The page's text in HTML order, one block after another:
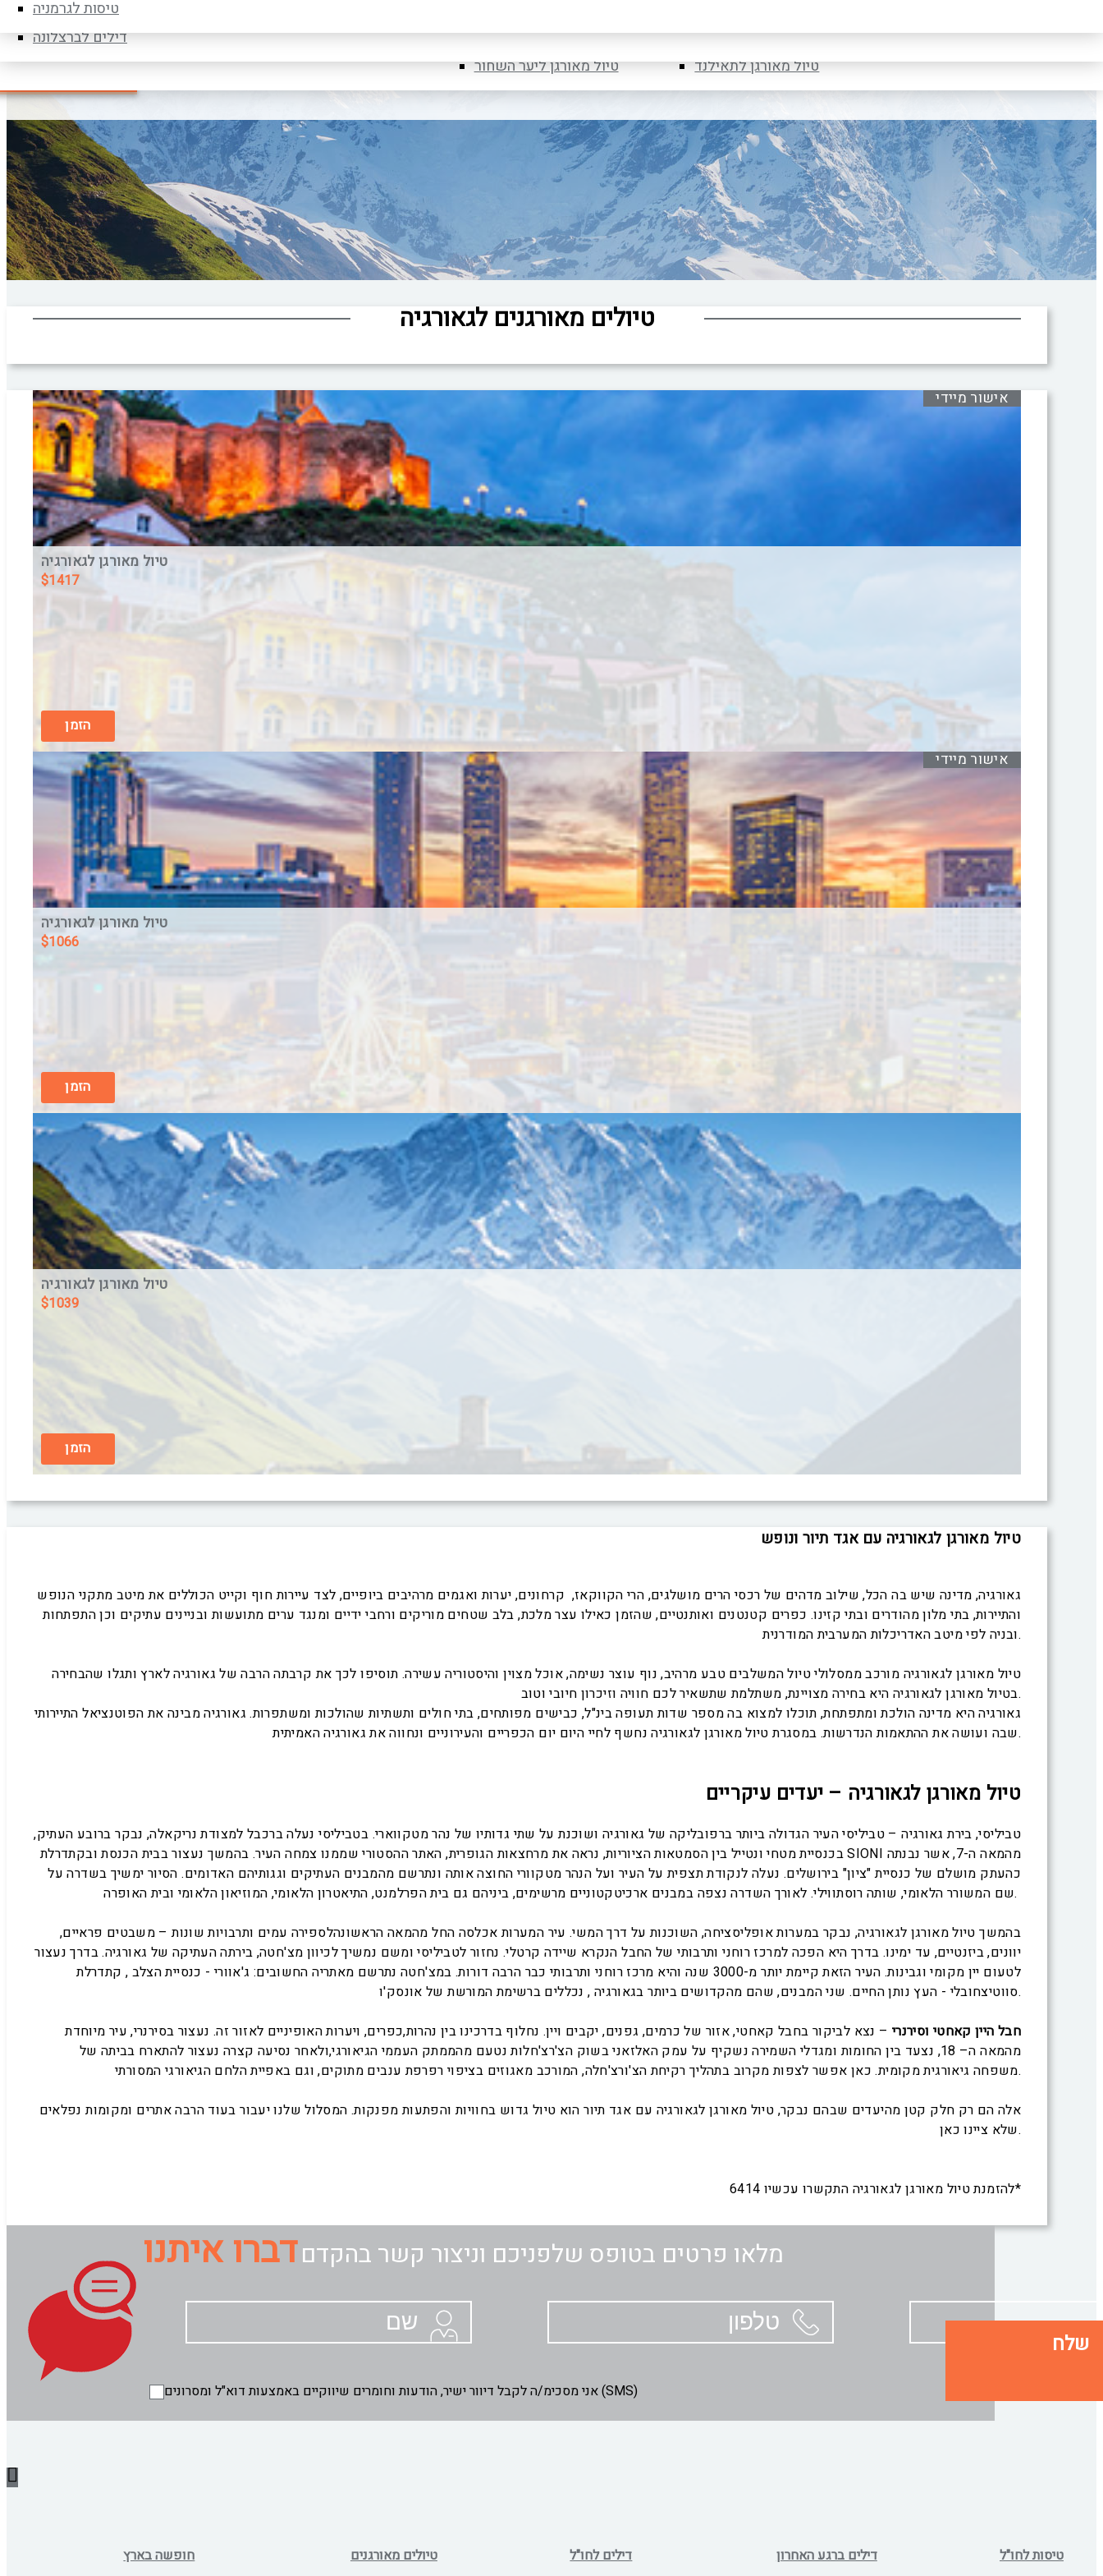
טיול מאורגן לספארי בטנזניה
טיול מאורגן ליער השחור
טיול מאורגן לרומניה
טיול מאורגן לתאילנד
דילים לברלין
דילים לברצלונה
טיסות לגרמניה
טיולים מאורגנים לגאורגיה
טיול מאורגן לגאורגיה
$1417
הזמן
טבע ושמחה קווקזית טיול מקיף בגאורגיה - GEO
בין התאריכים, -
27/8/26 חצי פנסיון
אישור מיידי
טיול מאורגן לגאורגיה
$1066
הזמן
חבילה מאורגנת ל3 לילות לבטומי
23/8/26
אישור מיידי
טיול מאורגן לגאורגיה
$1039
הזמן
טביליסי גיאורגיה 5 ימים
בין התאריכים,
טיול מאורגן לגאורגיה עם אגד תיור ונופש
גאורגיה, מדינה שיש בה הכל, שילוב מדהים של רכסי הרים מושלגים, הרי הקווקאז, קרחונים, יערות ואגמים מרהיבים ביופיים, לצד עיירות חוף וקייט הכוללים את מיטב מתקני הנופש
והתיירות, בתי מלון מהודרים ובתי קזינו. כפרים קטנטנים ואותנטיים, שהזמן כאילו עצר מלכת, בלב שטחים מוריקים ורחבי ידיים ומנגד ערים מתועשות ובניינים עתיקים וכן התפתחות
ובניה לפי מיטב האדריכלות המערבית המודרנית.
טיול מאורגן לגאורגיה מורכב ממסלולי טיול המשלבים טבע מרהיב, נוף עוצר נשימה, אוכל מצוין והיסטוריה עשירה. תוסיפו לכך את קרבתה הרבה של גאורגיה לארץ ותגלו שהבחירה
בטיול מאורגן לגאורגיה היא בחירה מצויינת, משתלמת שתשאיר לכם חוויה וזיכרון חיובי וטוב.
גאורגיה היא מדינה הולכת ומתפתחת, תוכלו למצוא בה מספר שדות תעופה בינ"ל, כבישים מפותחים, בתי חולים ותשתיות שהולכות ומשתפרות. גאורגיה מבינה את הפוטנציאל התיירותי
שבה ועושה את ההתאמות הנדרשות. במסגרת טיול מאורגן לגאורגיה נחשף לחיי היום יום הכפריים והעירוניים ונחווה את גאורגיה האמיתית.
טיול מאורגן לגאורגיה – יעדים עיקריים
טביליסי, בירת גאורגיה – טביליסי העיר הגדולה ביותר ברפובליקה של גאורגיה ושוכנת על שתי גדותיו של נהר מטקווארי. בטביליסי נעלה ברכבל למצודת נריקאלה, נבקר ברובע העתיק,
בכנסיית מטחי ונטייל בין הסמטאות הציוריות, נראה את מרחצאות הגופרית, האתר ההסטורי שממנו צמחה העיר. בהמשך נעצור בבית הכנסת ובקתדרלת SIONI מהמאה ה-7, אשר נבנתה
כהעתק מושלם של כנסיית "ציון" בירושלים. נעלה לנקודת תצפית על העיר ועל הנהר מטקוורי החוצה אותה ונתרשם מהמבנים העתיקים וגגותיהם האדומים. הסיור ימשיך בשדרה על
שם המשורר הלאומי, שותה רוסתווילי. לאורך השדרה נצפה במבנים ארכיטקטוניים מרשימים, ביניהם גם בית הפרלמנט, התיאטרון הלאומי, המוזיאון הלאומי ובית האופרה.
בהמשך טיול מאורגן לגאורגיה, נבקר במערות אופליסציחה, השוכנות על דרך המשי. עיר המערות אכלסה החל מהמאה הראשונהלספירה עמים ותרבויות שונות – משבטים פראיים,
יוונים, ביזנטיים, עד ימינו. בדרך היא הפכה למרכז רוחני ותרבותי של החבל הנקרא שיידה קרטלי. נחזור לטביליסי ומשם נמשיך לכיוון מצ'חטה, בירתה העתיקה של גאורגיה. בדרך נעצור
לטעום יין מקומי וגבינות. העיר הזאת קיימת יותר מ-3000 שנה והיא מרכז רוחני ותרבותי כבר הרבה דורות. במצ'חטה נתרשם מאתריה החשובים: ג'אוורי - כנסיית הצלב , קתדרלת
סווטיצחובלי - העץ נותן החיים. שני המבנים, שהם מהקדושים ביותר בגאורגיה , נכללים ברשימת המורשת של אונסק'ו.
חבל היין קאחטי וסירנרי – נצא לביקור בחבל קאחטי, אזור של כרמים, גפנים, יקבים ויין. נחלוף בדרכינו בין נהרות,כפרים, ויערות האופיניים לאזור זה. נעצור בסירנרי, עיר מיוחדת
מהמאה ה– 18, נצעד בין החומות ומגדלי השמירה נשקיף על עמק האלזאני בשוק הצ'רצ'חלות נטעם מהממתק העממי הגיאורגי,ולאחר נסיעה קצרה נעצור להתארח בביתה של
משפחה גיאורגית מקומית. כאן אפשר לצפות מקרוב בתהליך רקיחת הצ'ורצ'חלה, המורכב מאגוזים בציפוי רפרפת ענבים מתוקים, וגם באפיית הלחם הגיאורגי המסורתי.
אלה הם רק חלק קטן מהיעדים שבהם נבקר, טיול מאורגן לגאורגיה עם אגד תיור הוא טיול גדוש בחוויות והפתעות מפנקות. המסלול שלנו יעבור בעוד הרבה אתרים ומקומות נפלאים
שלא ציינו כאן.
להזמנת טיול מאורגן לגאורגיה התקשרו עכשיו 6414*
דברו איתנומלאו פרטים בטופס שלפניכם וניצור קשר בהקדם
אני מסכימ/ה לקבל דיוור ישיר, הודעות וחומרים שיווקיים באמצעות דוא"ל ומסרונים (SMS)
שלח
חופשה בארץ טיולים מאורגנים דילים לחו"ל דילים ברגע האחרון טיסות לחו"ל